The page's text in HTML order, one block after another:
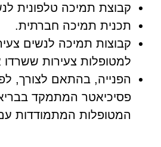
קבוצת תמיכה טלפונית
תכנית תמיכה חברתית.
קבוצות תמיכה לנשים
למטופלות צעירות
הפנייה, בהתאם לצורך,
פסיכיאטר המתמקד
המטופלות המתמודדות